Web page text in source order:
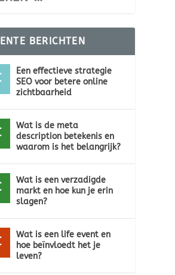
BERICHTEN
Een effectieve strategie
SEO voor betere online
zichtbaarheid
Wat is de meta
description betekenis en
waarom is het belangrijk?
Wat is een verzadigde
markt en hoe kun je erin
slagen?
Wat is een life event en
hoe beïnvloedt het je
leven?